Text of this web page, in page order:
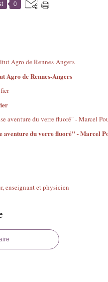
0
Agro de Rennes-Angers
aventure du verre fluoré" - Marcel
enseignant et physicien